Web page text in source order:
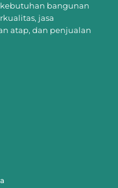
bangunan
jasa
atap, dan penjualan